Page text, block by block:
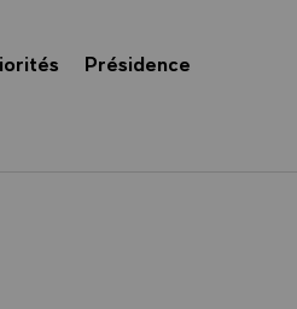
Présidence